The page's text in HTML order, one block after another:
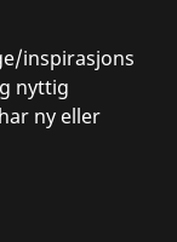
inspirasjons
nyttig
ny eller